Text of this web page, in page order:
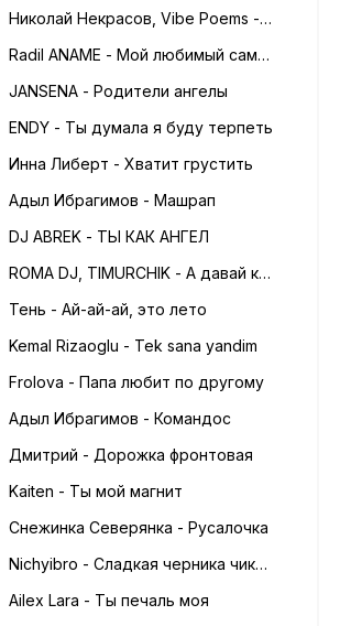
Николай Некрасов, Vibe Poems - Русь
Radil ANAME - Мой любимый самый красивый
JANSENA - Родители ангелы
ENDY - Ты думала я буду терпеть
Инна Либерт - Хватит грустить
Адыл Ибрагимов - Машрап
DJ ABREK - ТЫ КАК АНГЕЛ
ROMA DJ, TIMURCHIK - А давай кружитись в танці
Тень - Ай-ай-ай, это лето
Kemal Rizaoglu - Tek sana yandim
Frolova - Папа любит по другому
Адыл Ибрагимов - Командос
Дмитрий - Дорожка фронтовая
Kaiten - Ты мой магнит
Снежинка Северянка - Русалочка
Nichyibro - Сладкая черника чика чика
Ailex Lara - Ты печаль моя